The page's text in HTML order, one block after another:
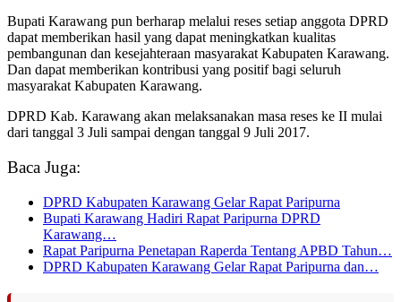
Bupati Karawang pun berharap melalui reses setiap anggota DPRD
dapat memberikan hasil yang dapat meningkatkan kualitas
pembangunan dan kesejahteraan masyarakat Kabupaten Karawang.
Dan dapat memberikan kontribusi yang positif bagi seluruh
masyarakat Kabupaten Karawang.
DPRD Kab. Karawang akan melaksanakan masa reses ke II mulai
dari tanggal 3 Juli sampai dengan tanggal 9 Juli 2017.
Baca Juga:
DPRD Kabupaten Karawang Gelar Rapat Paripurna
Bupati Karawang Hadiri Rapat Paripurna DPRD
Karawang…
Rapat Paripurna Penetapan Raperda Tentang APBD Tahun…
DPRD Kabupaten Karawang Gelar Rapat Paripurna dan…